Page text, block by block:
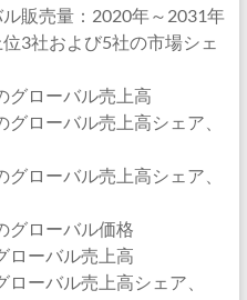
販売量：2020年～2031年
3社および5社の市場シェ
グローバル売上高
ローバル売上高シェア、
ローバル売上高シェア、
グローバル価格
ローバル売上高
ーバル売上高シェア、